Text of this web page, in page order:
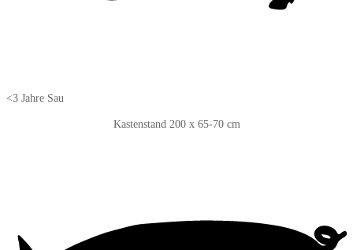
<3 Jahre Sau
Kastenstand 200 x 65-70 cm